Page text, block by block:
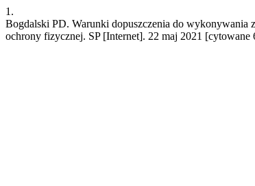
1.
Bogdalski PD. Warunki dopuszczenia do
ochrony fizycznej. SP [Internet]. 22 maj 2021